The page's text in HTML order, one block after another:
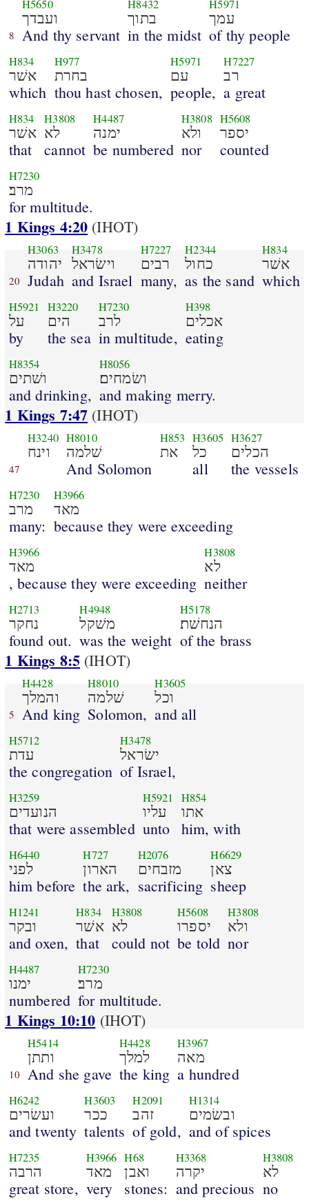
8
H5650
ועבדך
And thy servant
H8432
בתוך
in the midst
H5971
עמך
of thy people
H834
אשׁר
which
H977
בחרת
thou hast chosen,
H5971
עם
people,
H7227
רב
a great
H834
אשׁר
that
H3808
לא
cannot
H4487
ימנה
be numbered
H3808
ולא
nor
H5608
יספר
counted
H7230
מרב׃
for multitude.
1 Kings 4:20 (IHOT)
20
H3063
יהודה
Judah
H3478
וישׂראל
and Israel
H7227
רבים
many,
H2344
כחול
as the sand
H834
אשׁר
which
H5921
על
by
H3220
הים
the sea
H7230
לרב
in multitude,
H398
אכלים
eating
H8354
ושׁתים
and drinking,
H8056
ושׂמחים׃
and making merry.
1 Kings 7:47 (IHOT)
47
H3240
וינח
H8010
שׁלמה
And Solomon
H853
את
H3605
כל
all
H3627
הכלים
the vessels
H7230
מרב
many:
H3966
מאד
because they were exceeding
H3966
מאד
, because they were exceeding
H3808
לא
neither
H2713
נחקר
found out.
H4948
משׁקל
was the weight
H5178
הנחשׁת׃
of the brass
1 Kings 8:5 (IHOT)
5
H4428
והמלך
And king
H8010
שׁלמה
Solomon,
H3605
וכל
and all
H5712
עדת
the congregation
H3478
ישׂראל
of Israel,
H3259
הנועדים
that were assembled
H5921
עליו
unto
H854
אתו
him, with
H6440
לפני
him before
H727
הארון
the ark,
H2076
מזבחים
sacrificing
H6629
צאן
sheep
H1241
ובקר
and oxen,
H834
אשׁר
that
H3808
לא
could not
H5608
יספרו
be told
H3808
ולא
nor
H4487
ימנו
numbered
H7230
מרב׃
for multitude.
1 Kings 10:10 (IHOT)
10
H5414
ותתן
And she gave
H4428
למלך
the king
H3967
מאה
a hundred
H6242
ועשׂרים
and twenty
H3603
ככר
talents
H2091
זהב
of gold,
H1314
ובשׂמים
and of spices
H7235
הרבה
great store,
H3966
מאד
very
H68
ואבן
stones:
H3368
יקרה
and precious
H3808
לא
no